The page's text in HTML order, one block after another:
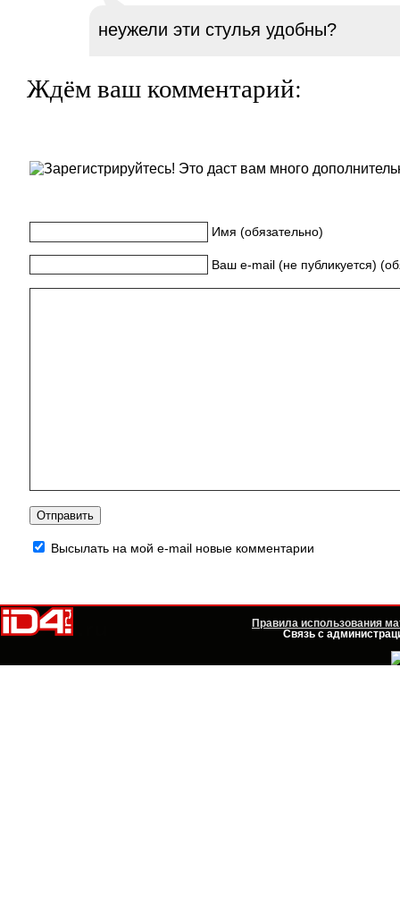
неужели эти стулья удобны?
Ждём ваш комментарий:
Имя (обязательно)
Ваш e-mail (не публикуется)
Высылать на мой e-mail новые комментарии
Правила использования
Связь с